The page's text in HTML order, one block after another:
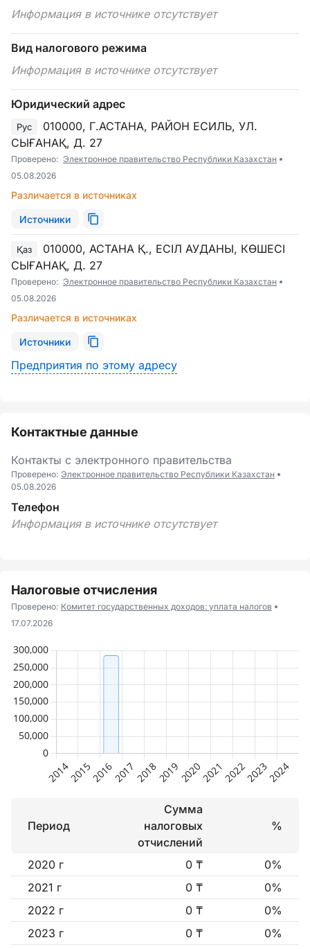
Информация в источнике отсутствует
Вид налогового режима
Информация в источнике отсутствует
Юридический адрес
Рус
010000, Г.АСТАНА, РАЙОН ЕСИЛЬ, УЛ.
СЫҒАНАҚ, Д. 27
Проверено: Электронное правительство Республики Казахстан
05.08.2026
Различается в источниках
Источники
Қаз
010000, АСТАНА Қ., ЕСІЛ АУДАНЫ, КӨШЕСІ
СЫҒАНАҚ, Д. 27
Проверено: Электронное правительство Республики Казахстан
05.08.2026
Различается в источниках
Источники
Предприятия по этому адресу
Контактные данные
Контакты с электронного правительства
Проверено: Электронное правительство Республики Казахстан
05.08.2026
Телефон
Информация в источнике отсутствует
Налоговые отчисления
Проверено: Комитет государственных доходов: уплата налогов
17.07.2026
Период
Сумма
налоговых
отчислений
%
2020 г 0 ₸
0%
2021 г
0 ₸
0%
2022 г
0 ₸
0%
2023 г
0 ₸
0%